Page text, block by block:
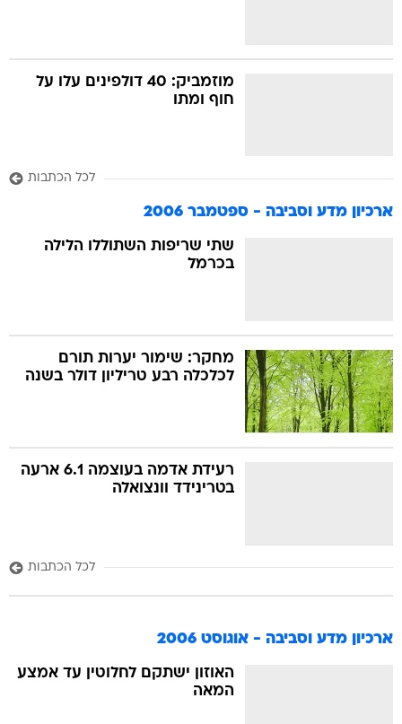
מוזמביק: 40 דולפינים עלו על
חוף ומתו
לכל הכתבות
ארכיון מדע וסביבה - ספטמבר 2006
שתי שריפות השתוללו הלילה
בכרמל
מחקר: שימור יערות תורם
לכלכלה רבע טריליון דולר בשנה
רעידת אדמה בעוצמה 6.1 ארעה
בטרינידד וונצואלה
לכל הכתבות
ארכיון מדע וסביבה - אוגוסט 2006
האוזון ישתקם לחלוטין עד אמצע
המאה